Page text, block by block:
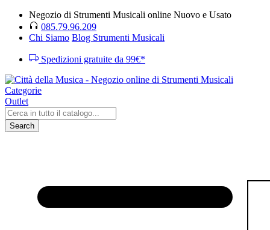
Negozio di Strumenti Musicali online Nuovo e Usato
085.79.96.209
Chi Siamo Blog Strumenti Musicali
Spedizioni gratuite da 99€*
Categorie
Outlet
Search